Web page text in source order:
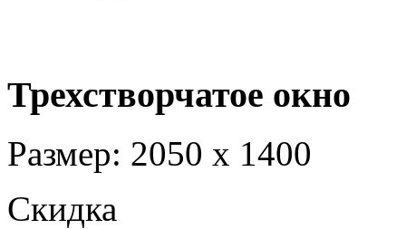
Трехстворчатое окно
Размер: 2050 х 1400
Скидка